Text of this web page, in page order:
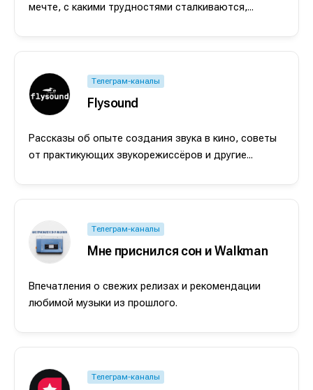
мечте, с какими трудностями сталкиваются,...
Телеграм-каналы
Flysound
Рассказы об опыте создания звука в кино, советы
от практикующих звукорежиссёров и другие...
Телеграм-каналы
Мне приснился сон и Walkman
Впечатления о свежих релизах и рекомендации
любимой музыки из прошлого.
Телеграм-каналы